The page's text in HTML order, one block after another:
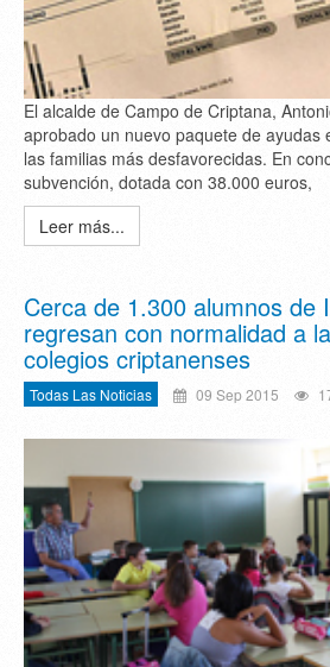
El alcalde de Campo de Criptana,
aprobado un nuevo paquete de ayudas
las familias más desfavorecidas. En
subvención, dotada con 38.000 euros,
Leer más...
Cerca de 1.300 alumnos de
regresan con normalidad a
colegios criptanenses
Todas Las Noticias 09 Sep 2015